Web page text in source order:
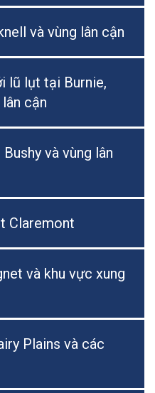
và vùng lân cận
lũ lụt tại Burnie,
cận
và vùng lân
Claremont
và khu vực xung
Plains và các